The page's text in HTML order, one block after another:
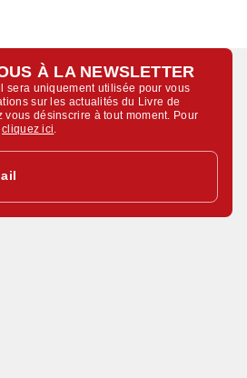
À LA NEWSLETTER
sera uniquement utilisée pour vous
sur les actualités du Livre de
vous désinscrire à tout moment. Pour
cliquez ici